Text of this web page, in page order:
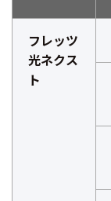
フレッツ
光ネクス
ト